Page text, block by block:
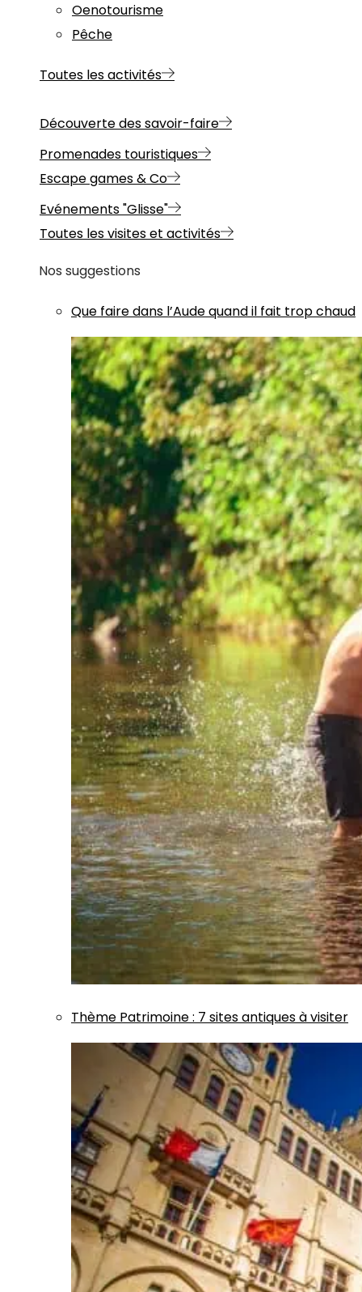
Oenotourisme
Pêche
Toutes les activités
Découverte des savoir-faire
Promenades touristiques
Escape games & Co
Evénements "Glisse"
Toutes les visites et activités
Nos suggestions
Que faire dans l’Aude quand il fait trop chaud
Thème Patrimoine: 7 sites antiques à visiter